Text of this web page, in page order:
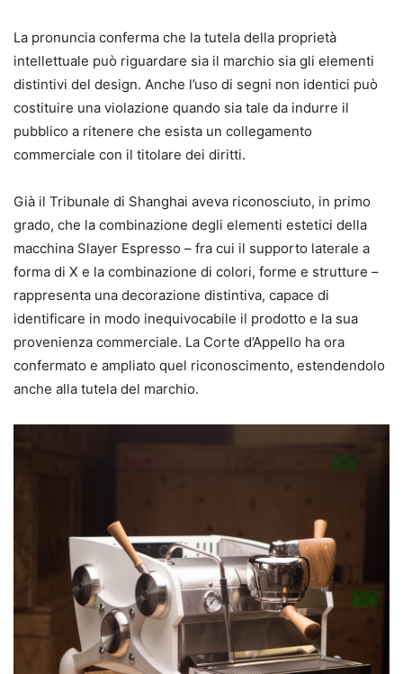
La pronuncia conferma che la tutela della proprietà
intellettuale può riguardare sia il marchio sia gli elementi
distintivi del design. Anche l’uso di segni non identici può
costituire una violazione quando sia tale da indurre il
pubblico a ritenere che esista un collegamento
commerciale con il titolare dei diritti.
Già il Tribunale di Shanghai aveva riconosciuto, in primo
grado, che la combinazione degli elementi estetici della
macchina Slayer Espresso – fra cui il supporto laterale a
forma di X e la combinazione di colori, forme e strutture –
rappresenta una decorazione distintiva, capace di
identificare in modo inequivocabile il prodotto e la sua
provenienza commerciale. La Corte d’Appello ha ora
confermato e ampliato quel riconoscimento, estendendolo
anche alla tutela del marchio.